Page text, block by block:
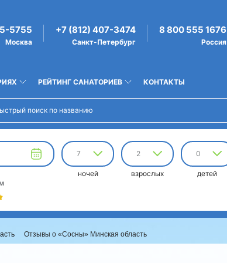
5755
Москва
+7 (812) 407-3474
Санкт-Петербург
8 800 555 1676
Россия
РЕЙТИНГ САНАТОРИЕВ КОНТАКТЫ
7
ночей
2
взрослых
0
детей
Отзывы о «Сосны» Минская область